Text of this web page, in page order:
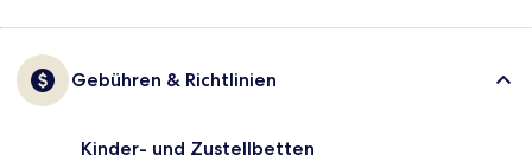
Gebühren & Richtlinien
Kinder- und Zustellbetten